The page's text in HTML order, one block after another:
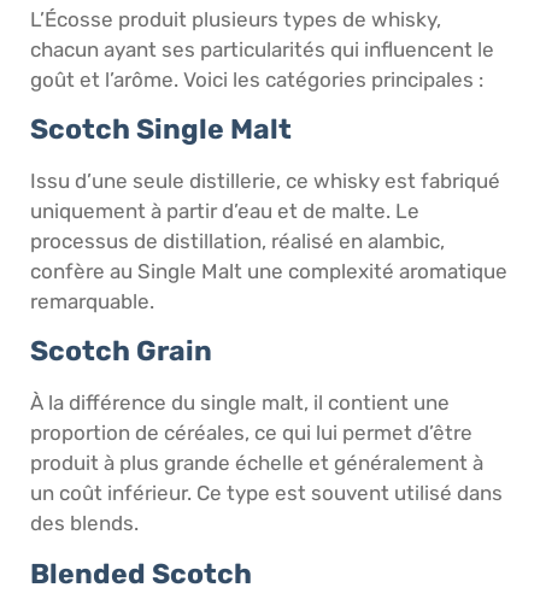
L’Écosse produit plusieurs types de whisky,
chacun ayant ses particularités qui influencent le
goût et l’arôme. Voici les catégories principales :
Scotch Single Malt
Issu d’une seule distillerie, ce whisky est fabriqué
uniquement à partir d’eau et de malte. Le
processus de distillation, réalisé en alambic,
confère au Single Malt une complexité aromatique
remarquable.
Scotch Grain
À la différence du single malt, il contient une
proportion de céréales, ce qui lui permet d’être
produit à plus grande échelle et généralement à
un coût inférieur. Ce type est souvent utilisé dans
des blends.
Blended Scotch